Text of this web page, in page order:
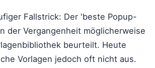
Fallstrick: Der 'beste Popup-
der Vergangenheit möglicherweise
beurteilt. Heute
Vorlagen jedoch oft nicht aus.